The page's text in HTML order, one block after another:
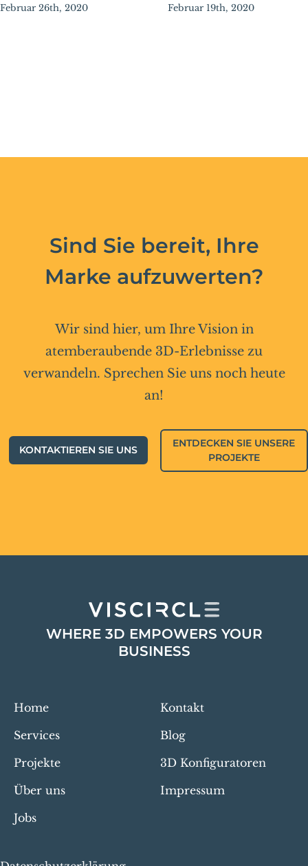
Februar 26th, 2020 Februar 19th, 2020
Sind Sie bereit, Ihre
Marke aufzuwerten?
Wir sind hier, um Ihre Vision in
atemberaubende 3D-Erlebnisse zu
verwandeln. Sprechen Sie uns noch heute
an!
KONTAKTIEREN SIE UNS
ENTDECKEN SIE UNSERE
PROJEKTE
WHERE 3D EMPOWERS YOUR
BUSINESS
Home
Services
Projekte
Über uns
Jobs
Kontakt
Blog
3D Konfiguratoren
Impressum